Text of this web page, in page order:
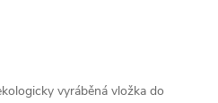
vyráběná vložka do